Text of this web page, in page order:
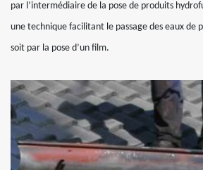
par l’intermédiaire de la pose de produits
une technique facilitant le passage des eaux de
soit par la pose d’un film.